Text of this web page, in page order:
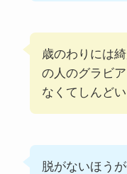
歳のわりには
の人のグラビ
なくてしんどい
脱がないほう